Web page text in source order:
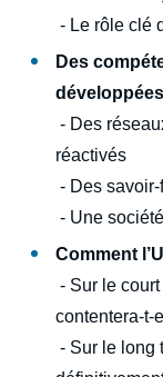
- Le rôle clé
Des
- Des
réactivés
- Des
- Une
Comment
- Sur le
contentera-t-
- Sur le long